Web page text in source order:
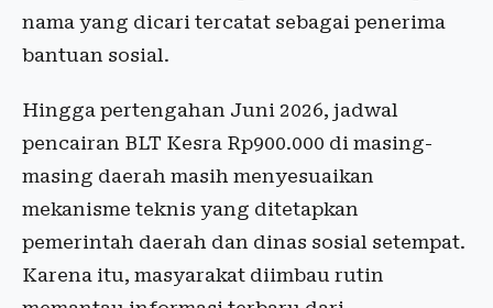
nama yang dicari tercatat sebagai penerima
bantuan sosial.
Hingga pertengahan Juni 2026, jadwal
pencairan BLT Kesra Rp900.000 di masing-
masing daerah masih menyesuaikan
mekanisme teknis yang ditetapkan
pemerintah daerah dan dinas sosial setempat.
Karena itu, masyarakat diimbau rutin